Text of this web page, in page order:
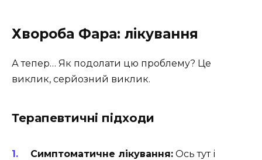
Хвороба Фара: лікування
А тепер… Як подолати цю проблему? Це
виклик, серйозний виклик.
Терапевтичні підходи
Симптоматичне лікування: Ось тут і